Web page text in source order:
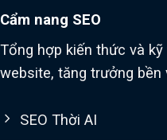
Cẩm nang SEO
Tổng hợp kiến thức và
website, tăng trưởng bền
SEO Thời AI